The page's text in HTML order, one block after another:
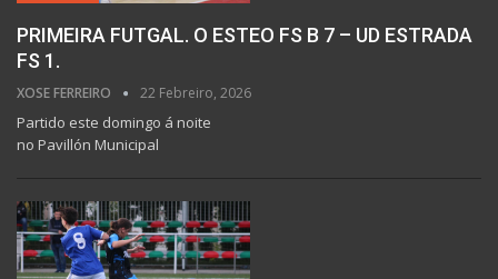
PRIMEIRA FUTGAL. O ESTEO FS B 7 – UD ESTRADA
FS 1.
XOSE FERREIRO 22 Febreiro, 2026
Partido este domingo á noite
no Pavillón Municipal